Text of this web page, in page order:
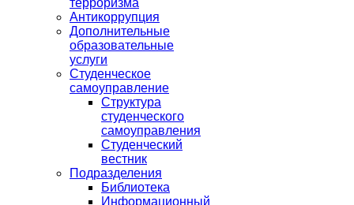
терроризма
Антикоррупция
Дополнительные
образовательные
услуги
Студенческое
самоуправление
Структура
студенческого
самоуправления
Студенческий
вестник
Подразделения
Библиотека
Информационный